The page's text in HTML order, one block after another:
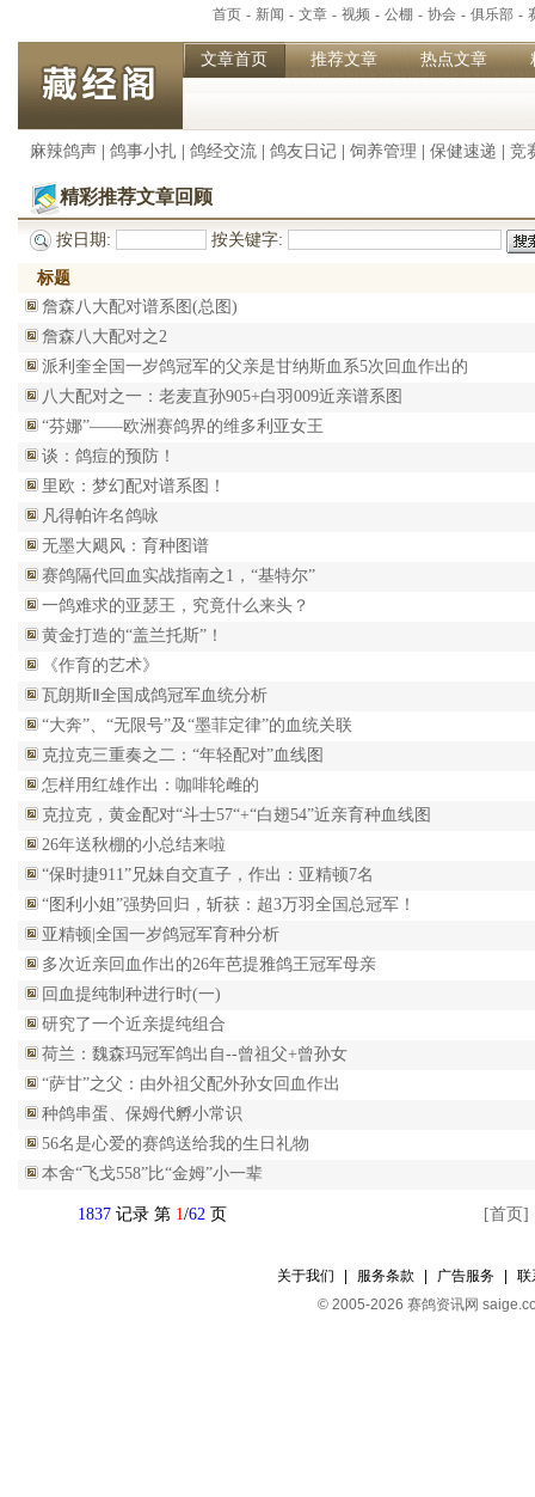
首页 - 新闻 - 文章 - 视频 - 公棚 - 协会 - 俱乐部 -
文章首页 推荐文章 热点文章
麻辣鸽声 鸽事小扎 鸽经交流 鸽友日记 饲养管理 保健速递 竞
精彩推荐文章回顾
按日期: 按关键字:
标题
詹森八大配对谱系图(总图)
詹森八大配对之2
派利奎全国一岁鸽冠军的父亲是甘纳斯血系5次回血作出的
八大配对之一：老麦直孙905+白羽009近亲谱系图
“芬娜”——欧洲赛鸽界的维多利亚女王
谈：鸽痘的预防！
里欧：梦幻配对谱系图！
凡得帕许名鸽咏
无墨大飓风：育种图谱
赛鸽隔代回血实战指南之1，“基特尔”
一鸽难求的亚瑟王，究竟什么来头？
黄金打造的“盖兰托斯”！
《作育的艺术》
瓦朗斯Ⅱ全国成鸽冠军血统分析
“大奔”、“无限号”及“墨菲定律”的血统关联
克拉克三重奏之二：“年轻配对”血线图
怎样用红雄作出：咖啡轮雌的
克拉克，黄金配对“斗士57“+“白翅54”近亲育种血线图
26年送秋棚的小总结来啦
“保时捷911”兄妹自交直子，作出：亚精顿7名
“图利小姐”强势回归，斩获：超3万羽全国总冠军！
亚精顿|全国一岁鸽冠军育种分析
多次近亲回血作出的26年芭提雅鸽王冠军母亲
回血提纯制种进行时(一)
研究了一个近亲提纯组合
荷兰：魏森玛冠军鸽出自--曾祖父+曾孙女
“萨甘”之父：由外祖父配外孙女回血作出
种鸽串蛋、保姆代孵小常识
56名是心爱的赛鸽送给我的生日礼物
本舍“飞戈558”比“金姆”小一辈
1837 记录 第 1/62 页 [首页]
关于我们 服务条款 广告服务
联
© 2005-2026 赛鸽资讯网